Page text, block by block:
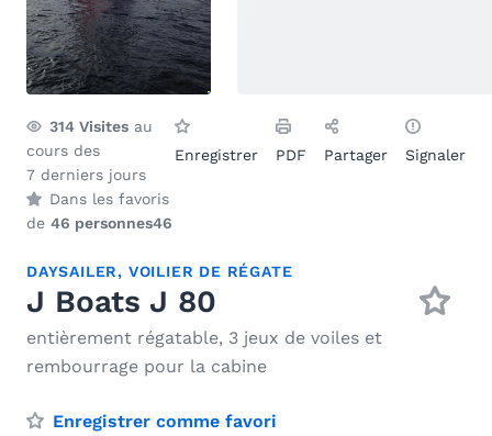
314 Visites au
cours des
7 derniers jours
Dans les favoris
de 46 personnes46
Enregistrer PDF Partager Signaler
DAYSAILER, VOILIER DE RÉGATE
J Boats J 80
entièrement régatable, 3 jeux de voiles et
rembourrage pour la cabine
Enregistrer comme favori